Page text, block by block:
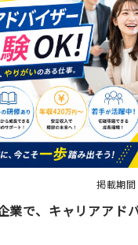
掲載期
業で、キャリアアド